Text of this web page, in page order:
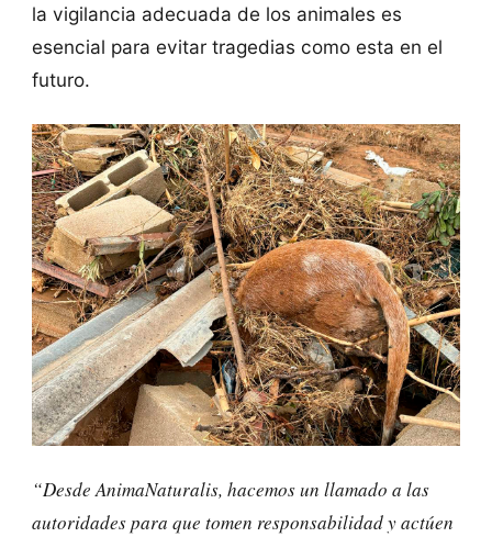
la vigilancia adecuada de los animales es
esencial para evitar tragedias como esta en el
futuro.
“Desde AnimaNaturalis, hacemos un llamado a las
autoridades para que tomen responsabilidad y actúen